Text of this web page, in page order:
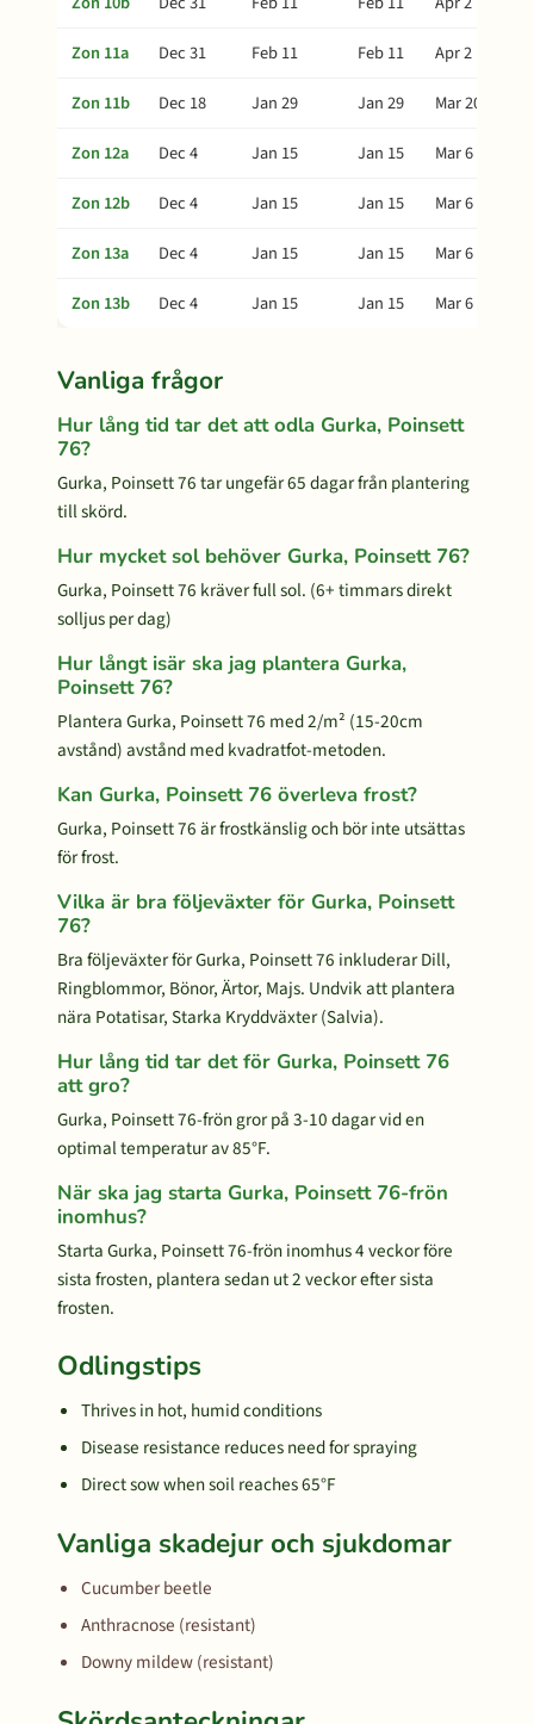
Zon 11a
Dec 31 Feb 11 Feb 11
Apr 2
Zon 11b
Dec 18 Jan 29 Jan 29
Mar 20
Zon 12a
Dec 4 Jan 15 Jan 15
Mar 6
Zon 12b
Dec 4 Jan 15 Jan 15
Mar 6
Zon 13a
Dec 4 Jan 15 Jan 15
Mar 6
Zon 13b
Dec 4 Jan 15 Jan 15 Mar 6
Vanliga frågor
Hur lång tid tar det att odla Gurka, Poinsett
76?
Gurka, Poinsett 76 tar ungefär 65 dagar från plantering
till skörd.
Hur mycket sol behöver Gurka, Poinsett 76?
Gurka, Poinsett 76 kräver full sol. (6+ timmars direkt
solljus per dag)
Hur långt isär ska jag plantera Gurka,
Poinsett 76?
Plantera Gurka, Poinsett 76 med 2/m² (15-20cm
avstånd) avstånd med kvadratfot-metoden.
Kan Gurka, Poinsett 76 överleva frost?
Gurka, Poinsett 76 är frostkänslig och bör inte utsättas
för frost.
Vilka är bra följeväxter för Gurka, Poinsett
76?
Bra följeväxter för Gurka, Poinsett 76 inkluderar Dill,
Ringblommor, Bönor, Ärtor, Majs. Undvik att plantera
nära Potatisar, Starka Kryddväxter (Salvia).
Hur lång tid tar det för Gurka, Poinsett 76
att gro?
Gurka, Poinsett 76-frön gror på 3-10 dagar vid en
optimal temperatur av 85°F.
När ska jag starta Gurka, Poinsett 76-frön
inomhus?
Starta Gurka, Poinsett 76-frön inomhus 4 veckor före
sista frosten, plantera sedan ut 2 veckor efter sista
frosten.
Odlingstips
Thrives in hot, humid conditions
Disease resistance reduces need for spraying
Direct sow when soil reaches 65°F
Vanliga skadejur och sjukdomar
Cucumber beetle
Anthracnose (resistant)
Downy mildew (resistant)